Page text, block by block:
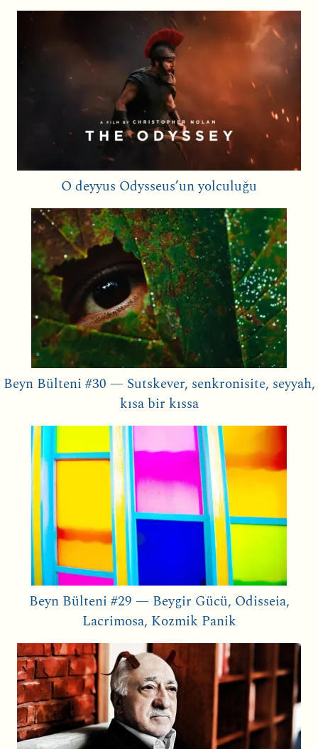
O deyyus Odysseus’un yolculuğu
Beyn Bülteni #30 — Sutskever, senkronisite, seyyah,
kısa bir kıssa
Beyn Bülteni #29 — Beygir Gücü, Odisseia,
Lacrimosa, Kozmik Panik